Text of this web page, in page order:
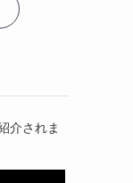
介されま